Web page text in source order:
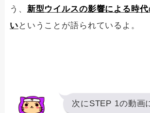
う、 新型ウイルスの影響による時
い ということが語られているよ。
次にSTEP 1の動画